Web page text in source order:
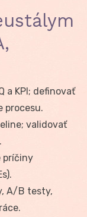
a KPI; definovať
procesu.
validovať
príčiny
A/B testy,